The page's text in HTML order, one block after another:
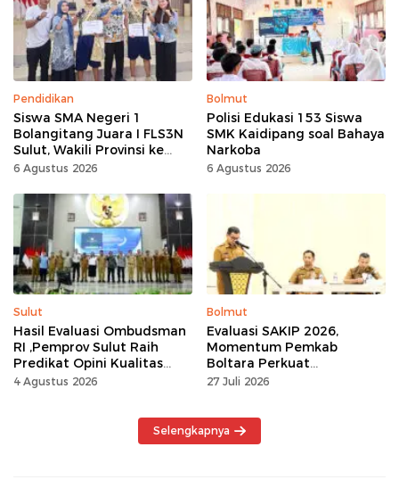
Pendidikan
Siswa SMA Negeri 1
Bolangitang Juara I FLS3N
Sulut, Wakili Provinsi ke
Tingkat Nasional
6 Agustus 2026
Bolmut
Polisi Edukasi 153 Siswa
SMK Kaidipang soal Bahaya
Narkoba
6 Agustus 2026
Sulut
Hasil Evaluasi Ombudsman
RI ,Pemprov Sulut Raih
Predikat Opini Kualitas
Tinggi Tanpa
4 Agustus 2026
Bolmut
Evaluasi SAKIP 2026,
Momentum Pemkab
Boltara Perkuat
Akuntabilitas dan Kinerja
27 Juli 2026
Selengkapnya